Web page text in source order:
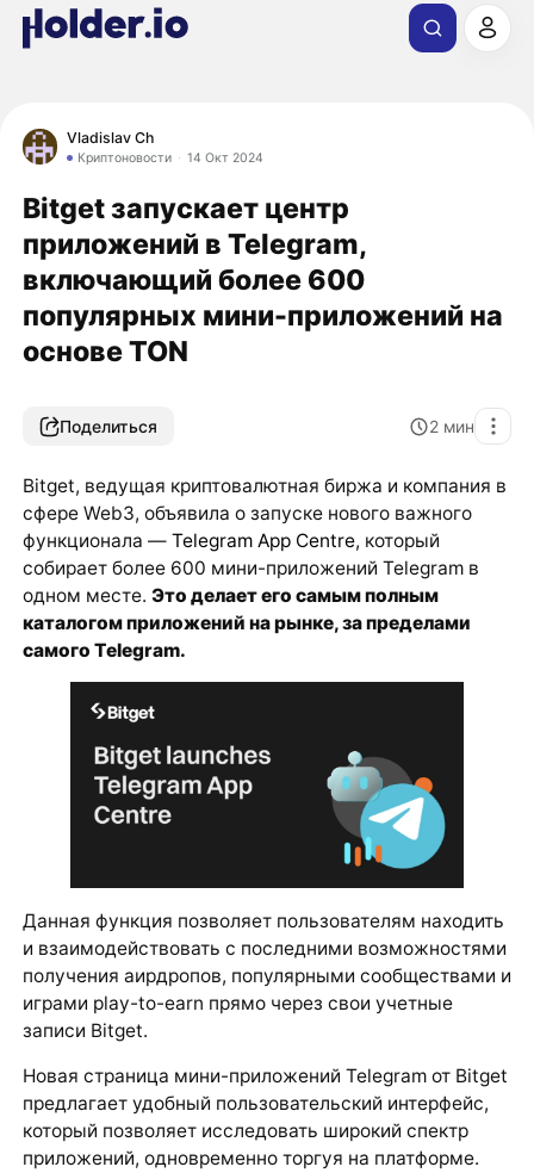
Vladislav Ch
Криптоновости 14 Окт 2024
Bitget запускает центр
приложений в Telegram,
включающий более 600
популярных мини-приложений на
основе TON
Поделиться 2 мин
Bitget, ведущая криптовалютная биржа и компания в
сфере Web3, объявила о запуске нового важного
функционала — Telegram App Centre, который
собирает более 600 мини-приложений Telegram в
одном месте. Это делает его самым полным
каталогом приложений на рынке, за пределами
самого Telegram.
Данная функция позволяет пользователям находить
и взаимодействовать с последними возможностями
получения аирдропов, популярными сообществами и
играми play-to-earn прямо через свои учетные
записи Bitget.
Новая страница мини-приложений Telegram от Bitget
предлагает удобный пользовательский интерфейс,
который позволяет исследовать широкий спектр
приложений, одновременно торгуя на платформе.